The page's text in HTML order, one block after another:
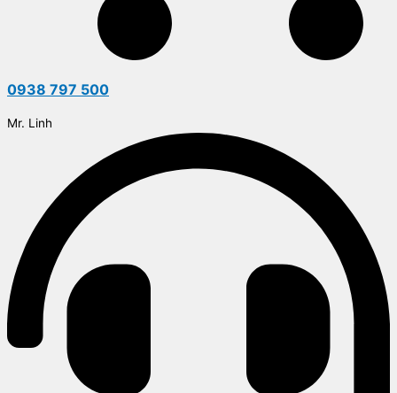
0938 797 500
Mr. Linh